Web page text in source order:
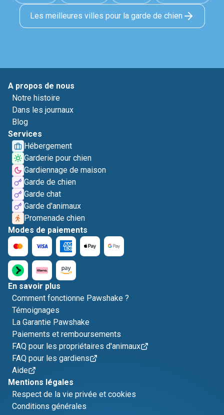
Les meilleures villes pour la garde de chien
A propos de nous
Notre histoire
Dans les journaux
Blog
Services
Hébergement
Garderie pour chien
Gardiennage de maison
Garde de chien
Garde chat
Garde d'animaux
Promenade chien
Modes de paiements
En savoir plus
Comment fonctionne Pawshake ?
Témoignages
La Garantie Pawshake
Paiements et remboursements
FAQ pour les propriétaires d'animaux
FAQ pour les gardiens
Aide
Mentions légales
Respect de la vie privée et cookies
Conditions générales